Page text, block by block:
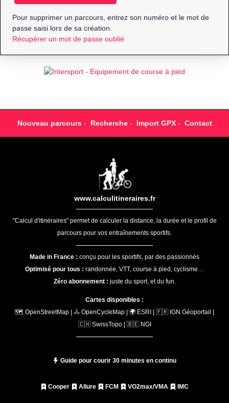
Pour supprimer un parcours, entrez son numéro et le mot de
passe saisi lors de sa création.
Récupérer un mot de passe oublié
Nouveau parcours- Recherche- Import GPX- Contact
www.calculitineraires.fr
"Calcul d'itinéraires" permet de calculer la distance, la durée et le profil de
parcours pour vos entraînements sportifs.
Made in France : conçu pour les sportifs, par des passionnés
Optimisé pour tous : randonnée, VTT, course à pied, cyclisme…
Zéro abonnement : juste du sport, et du fun.
Cartes disponibles :
🗺️ OpenStreetMap | 🚴 OpenCycleMap | 🌍 ESRI | 🇫🇷 IGN Géoportail |
🇨🇭 SwissTopo | 🇧🇪 NGI
Guide pour courir 30 minutes en continu
Cooper Allure FCM VO2max/VMA IMC